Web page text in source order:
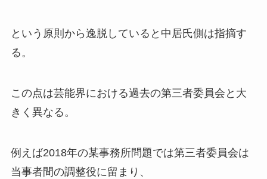
という原則から逸脱していると中居氏側は指摘す
る。
この点は芸能界における過去の第三者委員会と大
きく異なる。
例えば2018年の某事務所問題では第三者委員会は
当事者間の調整役に留まり、